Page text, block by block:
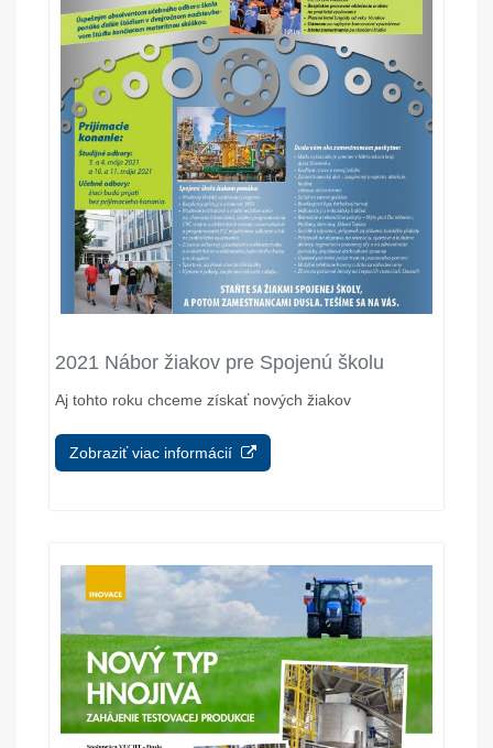
2021 Nábor žiakov pre Spojenú školu
Aj tohto roku chceme získať nových žiakov
Zobraziť viac informácií